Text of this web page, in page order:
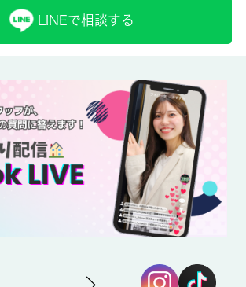
用料の100％～120％
間
LINEで相談する